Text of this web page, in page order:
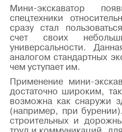
Мини-экскаватор
спецтехники
сразу стал
счет своих
универсальности.
аналогом стандартных
чем уступает им.
Применение мини-
достаточно широким,
возможна как снаружи
(например, при
строительных и